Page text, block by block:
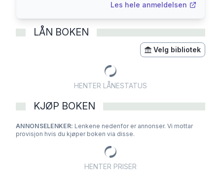
Les hele anmeldelsen
LÅN BOKEN
Velg bibliotek
HENTER LÅNESTATUS
KJØP BOKEN
ANNONSELENKER: Lenkene nedenfor er annonser. Vi mottar
provisjon hvis du kjøper boken via disse.
HENTER PRISER